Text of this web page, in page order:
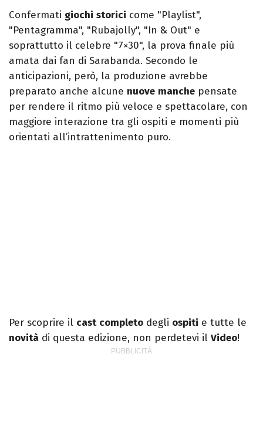
Confermati giochi storici come "Playlist",
"Pentagramma", "Rubajolly", "In & Out" e
soprattutto il celebre "7×30", la prova finale più
amata dai fan di Sarabanda. Secondo le
anticipazioni, però, la produzione avrebbe
preparato anche alcune nuove manche pensate
per rendere il ritmo più veloce e spettacolare, con
maggiore interazione tra gli ospiti e momenti più
orientati all’intrattenimento puro.
Per scoprire il cast completo degli ospiti e tutte le
novità di questa edizione, non perdetevi il Video!